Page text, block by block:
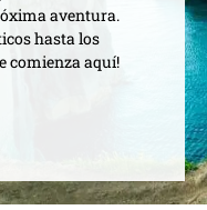
aventura.
hasta los
comienza aquí!